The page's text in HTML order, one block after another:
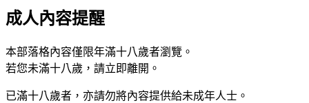
成人內容提醒
本部落格內容僅限年滿十八歲者瀏覽。
若您未滿十八歲，請立即離開。
已滿十八歲者，亦請勿將內容提供給未成年人士。